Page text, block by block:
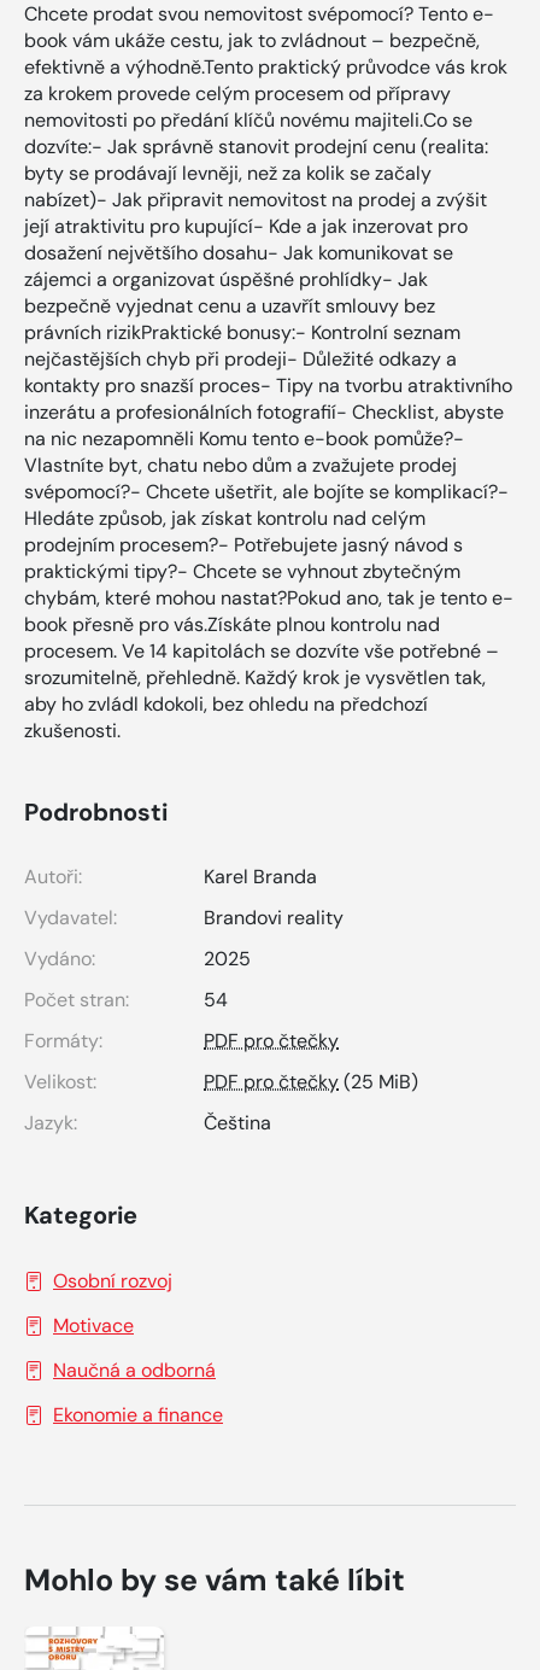
Chcete prodat svou nemovitost svépomocí? Tento e-
book vám ukáže cestu, jak to zvládnout – bezpečně,
efektivně a výhodně.Tento praktický průvodce vás krok
za krokem provede celým procesem od přípravy
nemovitosti po předání klíčů novému majiteli.Co se
dozvíte:- Jak správně stanovit prodejní cenu (realita:
byty se prodávají levněji, než za kolik se začaly
nabízet)- Jak připravit nemovitost na prodej a zvýšit
její atraktivitu pro kupující- Kde a jak inzerovat pro
dosažení největšího dosahu- Jak komunikovat se
zájemci a organizovat úspěšné prohlídky- Jak
bezpečně vyjednat cenu a uzavřít smlouvy bez
právních rizikPraktické bonusy:- Kontrolní seznam
nejčastějších chyb při prodeji- Důležité odkazy a
kontakty pro snazší proces- Tipy na tvorbu atraktivního
inzerátu a profesionálních fotografií- Checklist, abyste
na nic nezapomněli Komu tento e-book pomůže?-
Vlastníte byt, chatu nebo dům a zvažujete prodej
svépomocí?- Chcete ušetřit, ale bojíte se komplikací?-
Hledáte způsob, jak získat kontrolu nad celým
prodejním procesem?- Potřebujete jasný návod s
praktickými tipy?- Chcete se vyhnout zbytečným
chybám, které mohou nastat?Pokud ano, tak je tento e-
book přesně pro vás.Získáte plnou kontrolu nad
procesem. Ve 14 kapitolách se dozvíte vše potřebné –
srozumitelně, přehledně. Každý krok je vysvětlen tak,
aby ho zvládl kdokoli, bez ohledu na předchozí
zkušenosti.
Podrobnosti
Autoři:
Karel Branda
Vydavatel:
Brandovi reality
Vydáno:
2025
Počet stran:
54
Formáty:
PDF pro čtečky
Velikost:
PDF pro čtečky(25 MiB)
Jazyk:
Čeština
Kategorie
Osobní rozvoj
Motivace
Naučná a odborná
Ekonomie a finance
Mohlo by se vám také líbit